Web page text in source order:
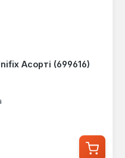
Асорті (699616)